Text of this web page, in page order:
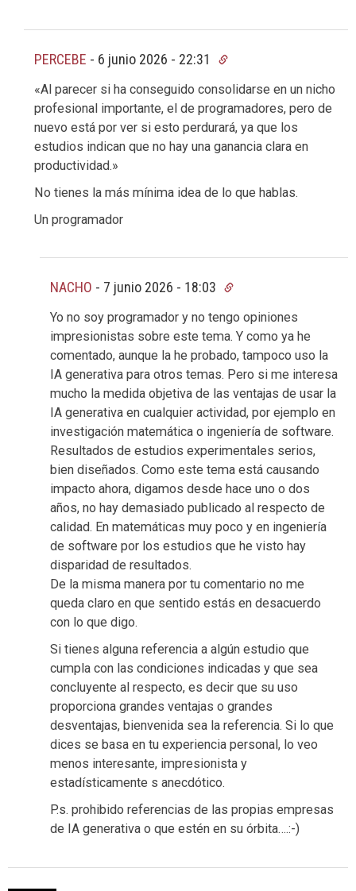
PERCEBE - 6 junio 2026 - 22:31
«Al parecer si ha conseguido consolidarse en un nicho
profesional importante, el de programadores, pero de
nuevo está por ver si esto perdurará, ya que los
estudios indican que no hay una ganancia clara en
productividad.»
No tienes la más mínima idea de lo que hablas.
Un programador
NACHO - 7 junio 2026 - 18:03
Yo no soy programador y no tengo opiniones
impresionistas sobre este tema. Y como ya he
comentado, aunque la he probado, tampoco uso la
IA generativa para otros temas. Pero si me interesa
mucho la medida objetiva de las ventajas de usar la
IA generativa en cualquier actividad, por ejemplo en
investigación matemática o ingeniería de software.
Resultados de estudios experimentales serios,
bien diseñados. Como este tema está causando
impacto ahora, digamos desde hace uno o dos
años, no hay demasiado publicado al respecto de
calidad. En matemáticas muy poco y en ingeniería
de software por los estudios que he visto hay
disparidad de resultados.
De la misma manera por tu comentario no me
queda claro en que sentido estás en desacuerdo
con lo que digo.
Si tienes alguna referencia a algún estudio que
cumpla con las condiciones indicadas y que sea
concluyente al respecto, es decir que su uso
proporciona grandes ventajas o grandes
desventajas, bienvenida sea la referencia. Si lo que
dices se basa en tu experiencia personal, lo veo
menos interesante, impresionista y
estadísticamente s anecdótico.
P.s. prohibido referencias de las propias empresas
de IA generativa o que estén en su órbita….:-)